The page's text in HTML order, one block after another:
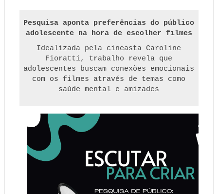
Pesquisa aponta preferências do público
adolescente na hora de escolher filmes
Idealizada pela cineasta Caroline
Fioratti, trabalho revela que
adolescentes buscam conexões emocionais
com os filmes através de temas como
saúde mental e amizades